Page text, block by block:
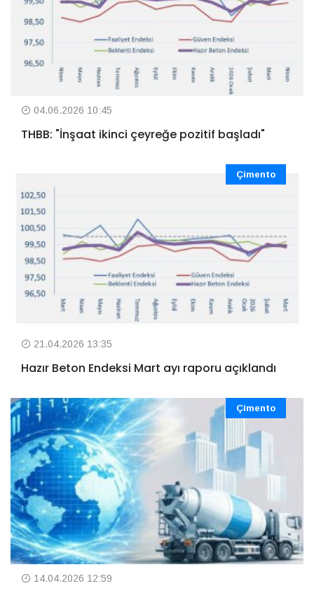
04.06.2026 10:45
THBB: "İnşaat ikinci çeyreğe pozitif başladı"
Çimento
21.04.2026 13:35
Hazır Beton Endeksi Mart ayı raporu açıklandı
Çimento
14.04.2026 12:59